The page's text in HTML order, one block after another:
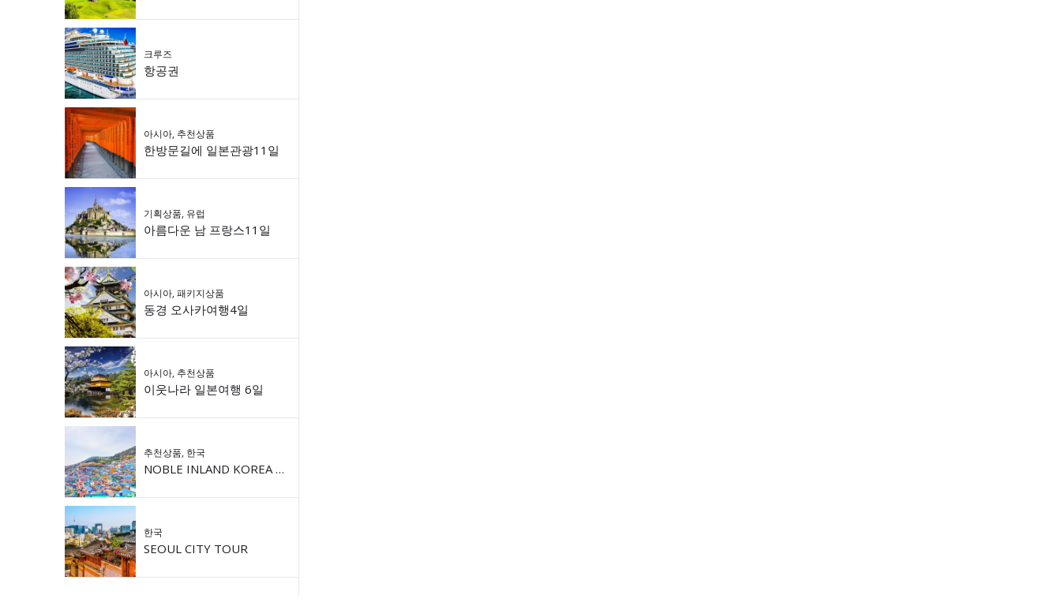
크루즈
항공권
아시아, 추천상품
한방문길에 일본관광11일
기획상품, 유럽
아름다운 남 프랑스11일
아시아,패키지상품
동경 오사카여행4일
아시아, 추천상품
이웃나라 일본여행 6일
추천상품, 한국
NOBLE INLAND KOREA 9DAY
한국
SEOUL CITY TOUR